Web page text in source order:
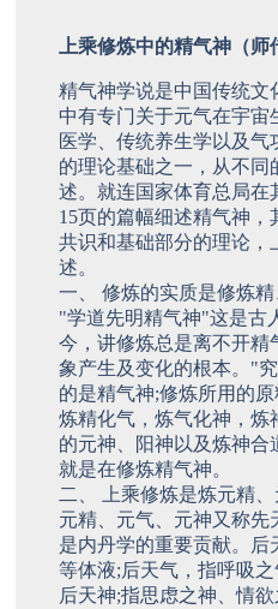
上乘修炼中的精气神（师
精气神学说是中国传统文
中有专门关于元气在宇
医学、传统养生学以及
的理论基础之一，从不
述。就连国家体育总局在
15页的篇幅细述精气神
共识和基础部分的理论，
述。
一、 修炼的实质是修炼
"学道先明精气神"这是古
今，讲修炼总是离不开精
象产生及变化的根本。"
的是精气神;修炼所用的
炼精化气，炼气化神，炼
的元神、阳神以及炼神
就是在修炼精气神。
二、 上乘修炼是炼元精
元精、元气、元神又称先
是内丹学的重要贡献。后
等体液;后天气，指呼吸
后天神;指思虑之神、情